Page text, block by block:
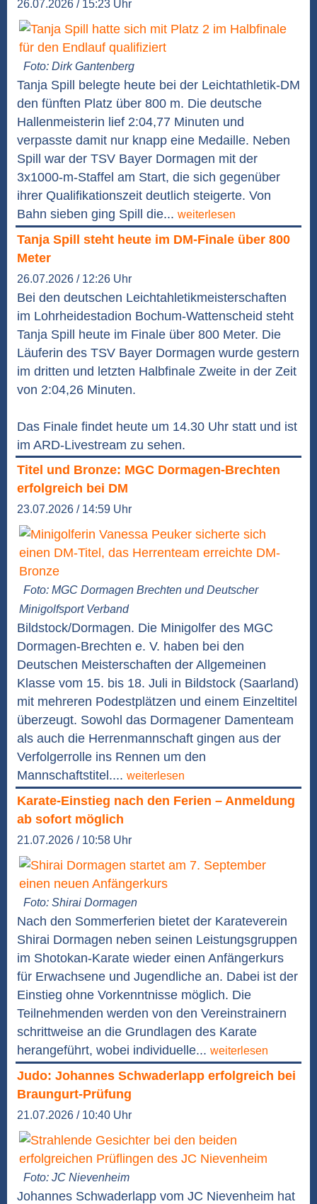
26.07.2026 / 15:23 Uhr
Foto: Dirk Gantenberg
Tanja Spill belegte heute bei der Leichtathletik-DM
den fünften Platz über 800 m. Die deutsche
Hallenmeisterin lief 2:04,77 Minuten und
verpasste damit nur knapp eine Medaille. Neben
Spill war der TSV Bayer Dormagen mit der
3x1000-m-Staffel am Start, die sich gegenüber
ihrer Qualifikationszeit deutlich steigerte. Von
Bahn sieben ging Spill die... weiterlesen
Tanja Spill steht heute im DM-Finale über 800
Meter
26.07.2026 / 12:26 Uhr
Bei den deutschen Leichtahletikmeisterschaften
im Lohrheidestadion Bochum-Wattenscheid steht
Tanja Spill heute im Finale über 800 Meter. Die
Läuferin des TSV Bayer Dormagen wurde gestern
im dritten und letzten Halbfinale Zweite in der Zeit
von 2:04,26 Minuten.
Das Finale findet heute um 14.30 Uhr statt und ist
im ARD-Livestream zu sehen.
Titel und Bronze: MGC Dormagen-Brechten
erfolgreich bei DM
23.07.2026 / 14:59 Uhr
Foto: MGC Dormagen Brechten und Deutscher
Minigolfsport Verband
Bildstock/Dormagen. Die Minigolfer des MGC
Dormagen-Brechten e. V. haben bei den
Deutschen Meisterschaften der Allgemeinen
Klasse vom 15. bis 18. Juli in Bildstock (Saarland)
mit mehreren Podestplätzen und einem Einzeltitel
überzeugt. Sowohl das Dormagener Damenteam
als auch die Herrenmannschaft gingen aus der
Verfolgerrolle ins Rennen um den
Mannschaftstitel.... weiterlesen
Karate-Einstieg nach den Ferien – Anmeldung
ab sofort möglich
21.07.2026 / 10:58 Uhr
Foto: Shirai Dormagen
Nach den Sommerferien bietet der Karateverein
Shirai Dormagen neben seinen Leistungsgruppen
im Shotokan-Karate wieder einen Anfängerkurs
für Erwachsene und Jugendliche an. Dabei ist der
Einstieg ohne Vorkenntnisse möglich. Die
Teilnehmenden werden von den Vereinstrainern
schrittweise an die Grundlagen des Karate
herangeführt, wobei individuelle... weiterlesen
Judo: Johannes Schwaderlapp erfolgreich bei
Braungurt-Prüfung
21.07.2026 / 10:40 Uhr
Foto: JC Nievenheim
Johannes Schwaderlapp vom JC Nievenheim hat